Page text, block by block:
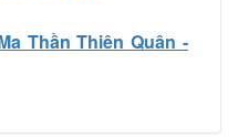
Thần Thiên Quân -